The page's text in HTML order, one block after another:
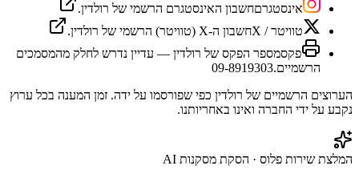
אינסטגרםחשבון האינסטגרם הרשמי של רולדין.
טוויטר / X
חשבון ה-X (טוויטר) הרשמי של רולדין.
פקסמספר הפקס של רולדין — עדיין נדרש לחלק מהמסמכים
הרשמיים.09-8919303
הערוצים הרשמיים של רולדין כפי שפורסמו על ידה. זמן המענה בכל ערוץ
נקבע על ידי החברה ואינו באחריותנו.
המלצת שירות פלוס · הסקת מסקנות AI